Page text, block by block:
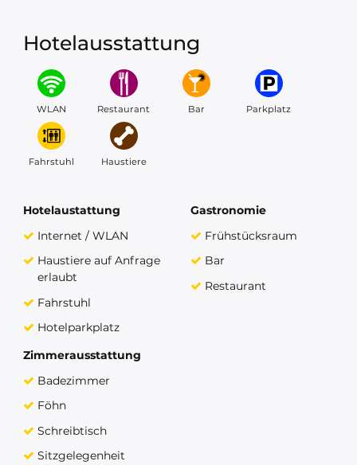
Hotelausstattung
WLAN Restaurant Bar Parkplatz
Fahrstuhl Haustiere
Hotelaustattung
Internet / WLAN
Haustiere auf Anfrage
erlaubt
Fahrstuhl
Hotelparkplatz
Gastronomie
Frühstücksraum
Bar
Restaurant
Zimmerausstattung
Badezimmer
Föhn
Schreibtisch
Sitzgelegenheit